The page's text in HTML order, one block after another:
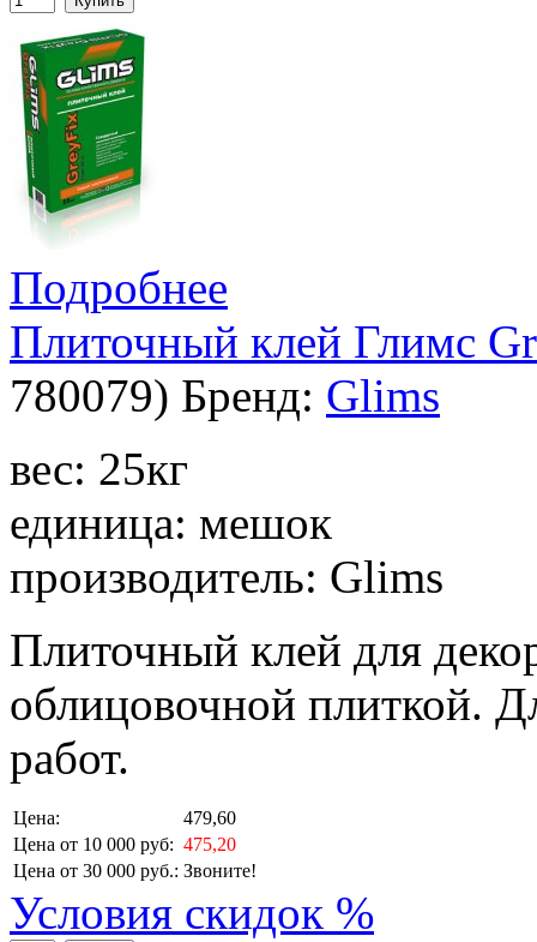
Подробнее
Плиточный клей Глимс
780079) Бренд: Glims
вес: 25кг
единица: мешок
производитель: Glims
Плиточный клей для
облицовочной плиткой.
работ.
Цена:
479,60
Цена от 10 000 руб: 475,20
Цена от 30 000 руб.: Звоните!
Условия скидок %